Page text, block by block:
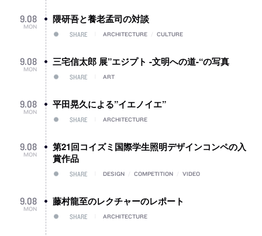
9.08
MON
隈研吾と養老孟司の対談
SHARE ARCHITECTURE CULTURE
9.08
MON
三宅信太郎 展”エジプト -文明への道-“の写真
SHARE ART
9.08
MON
平田晃久による”イエノイエ”
SHARE ARCHITECTURE
9.08
MON
第21回コイズミ国際学生照明デザインコンペの入
賞作品
SHARE DESIGN COMPETITION VIDEO
9.08
MON
藤村龍至のレクチャーのレポート
SHARE ARCHITECTURE